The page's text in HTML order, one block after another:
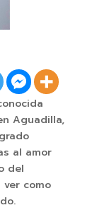
Aguadilla,
al amor
del
como